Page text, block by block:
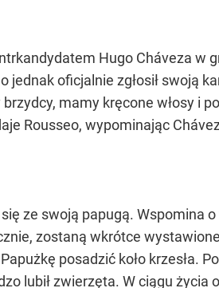
Hugo Cháveza w
oficjalnie zgłosił swoją
mamy kręcone włosy i
Rousseo, wypominając
ze swoją papugą. Wspomina
zostaną wkrótce
posadzić koło krzesła.
lubił zwierzęta. W ciągu życia